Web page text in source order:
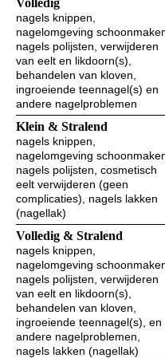
nagels knippen,
nagelomgeving
nagels polijsten, verwijderen
van eelt en likdoorn(s),
behandelen van kloven,
ingroeiende teennagel(s) en
andere nagelproblemen
Klein & Stralend
nagels knippen,
nagelomgeving
nagels polijsten, cosmetisch
eelt verwijderen (geen
complicaties), nagels lakken
(nagellak)
Volledig & Stralend
nagels knippen,
nagelomgeving
nagels polijsten, verwijderen
van eelt en likdoorn(s),
behandelen van kloven,
ingroeiende teennagel(s), en
andere nagelproblemen,
nagels lakken (nagellak)